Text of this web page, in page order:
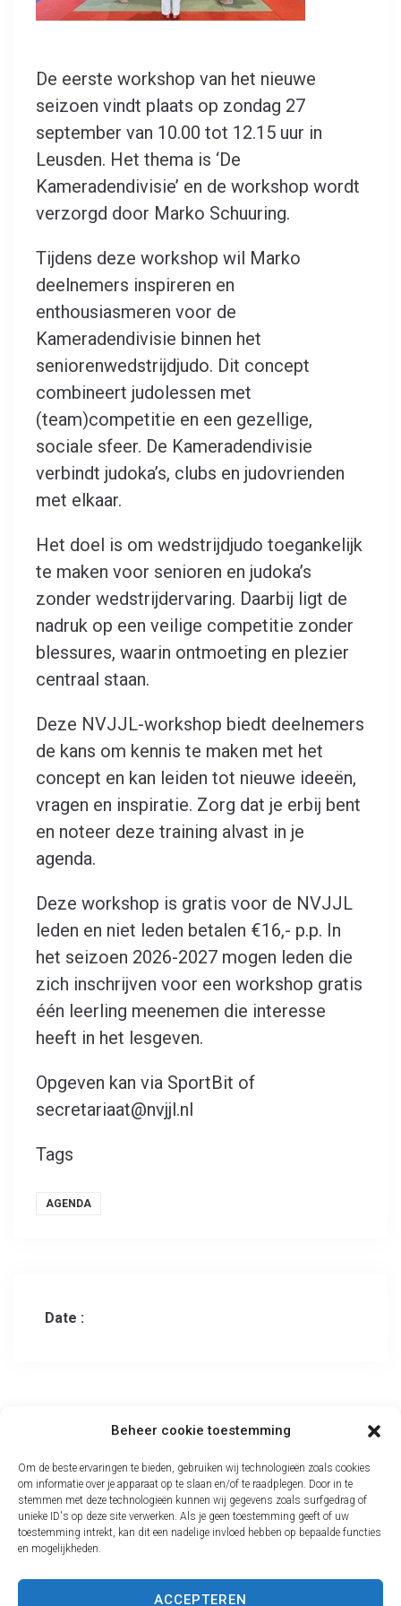
Beheer cookie toestemming
Om de beste ervaringen te bieden, gebruiken wij technologieën zoals cookies
om informatie over je apparaat op te slaan en/of te raadplegen. Door in te
stemmen met deze technologieën kunnen wij gegevens zoals surfgedrag of
unieke ID's op deze site verwerken. Als je geen toestemming geeft of uw
toestemming intrekt, kan dit een nadelige invloed hebben op bepaalde functies
en mogelijkheden.
ACCEPTEREN
De eerste workshop van het nieuwe
seizoen vindt plaats op zondag 27
september van 10.00 tot 12.15 uur in
Leusden. Het thema is ‘De
Kameradendivisie’ en de workshop wordt
verzorgd door Marko Schuuring.
Tijdens deze workshop wil Marko
deelnemers inspireren en
enthousiasmeren voor de
Kameradendivisie binnen het
seniorenwedstrijdjudo. Dit concept
combineert judolessen met
(team)competitie en een gezellige,
sociale sfeer. De Kameradendivisie
verbindt judoka’s, clubs en judovrienden
met elkaar.
Het doel is om wedstrijdjudo toegankelijk
te maken voor senioren en judoka’s
zonder wedstrijdervaring. Daarbij ligt de
nadruk op een veilige competitie zonder
blessures, waarin ontmoeting en plezier
centraal staan.
Deze NVJJL-workshop biedt deelnemers
de kans om kennis te maken met het
concept en kan leiden tot nieuwe ideeën,
vragen en inspiratie. Zorg dat je erbij bent
en noteer deze training alvast in je
agenda.
Deze workshop is gratis voor de NVJJL
leden en niet leden betalen €16,- p.p. In
het seizoen 2026-2027 mogen leden die
zich inschrijven voor een workshop gratis
één leerling meenemen die interesse
heeft in het lesgeven.
Opgeven kan via SportBit of
secretariaat@nvjjl.nl
Tags
AGENDA
Date :
NVJJL
Contact